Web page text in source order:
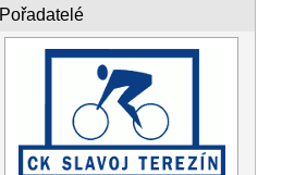
Pořadatelé